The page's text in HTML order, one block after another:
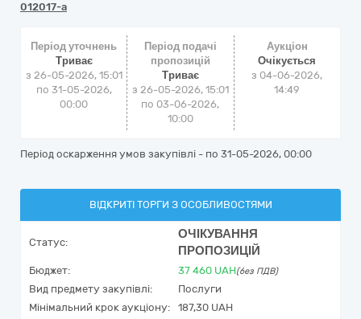
012017-a
Період уточнень
Триває
з 26-05-2026, 15:01
по 31-05-2026,
00:00
Період подачі
пропозицій
Триває
з 26-05-2026, 15:01
по 03-06-2026,
10:00
Аукціон
Очікується
з 04-06-2026,
14:49
Період оскарження умов закупівлі - по 31-05-2026, 00:00
ВІДКРИТІ ТОРГИ З ОСОБЛИВОСТЯМИ
Статус:
ОЧІКУВАННЯ
ПРОПОЗИЦІЙ
Бюджет: 37 460 UAH(без ПДВ)
Вид предмету закупівлі:
Послуги
Мінімальний крок аукціону:
187,30 UAH